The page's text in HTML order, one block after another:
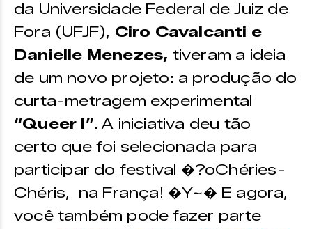
da Universidade Federal de Juiz de
Fora (UFJF), Ciro Cavalcanti e
Danielle Menezes, tiveram a ideia
de um novo projeto: a produção do
curta-metragem experimental
“Queer I”. A iniciativa deu tão
certo que foi selecionada para
participar do festival �?oChéries-
Chéris, na França! �Y~� E agora,
você também pode fazer parte